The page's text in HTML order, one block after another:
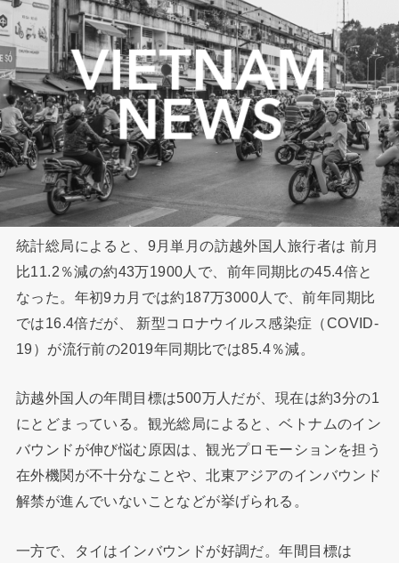
統計総局によると、9月単月の訪越外国人旅行者は 前月
比11.2％減の約43万1900人で、前年同期比の45.4倍と
なった。年初9カ月では約187万3000人で、前年同期比
では16.4倍だが、 新型コロナウイルス感染症（COVID-
19）が流行前の2019年同期比では85.4％減。
訪越外国人の年間目標は500万人だが、現在は約3分の1
にとどまっている。観光総局によると、ベトナムのイン
バウンドが伸び悩む原因は、観光プロモーションを担う
在外機関が不十分なことや、北東アジアのインバウンド
解禁が進んでいないことなどが挙げられる。
一方で、タイはインバウンドが好調だ。年間目標は